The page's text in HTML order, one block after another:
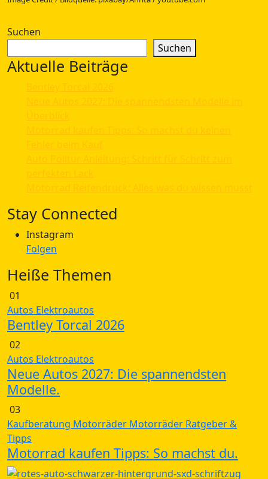
Suchen
Suchen
Aktuelle Beiträge
Stay Connected
Instagram
Folgen
Heiße Themen
01
Autos Elektroautos
Bentley Torcal 2026
02
Autos Elektroautos
Neue Autos 2027: Die spannendsten
Modelle.
03
Kaufberatung Motorräder Motorräder Ratgeber &
Tipps
Motorrad kaufen Tipps: So machst du.